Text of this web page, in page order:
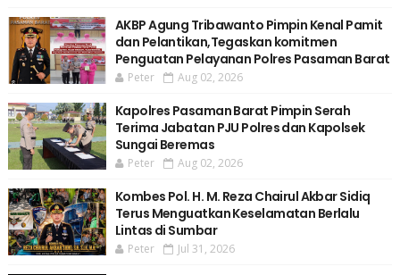
AKBP Agung Tribawanto Pimpin Kenal Pamit
dan Pelantikan,Tegaskan komitmen
Penguatan Pelayanan Polres Pasaman Barat
Peter Aug 02, 2026
Kapolres Pasaman Barat Pimpin Serah
Terima Jabatan PJU Polres dan Kapolsek
Sungai Beremas
Peter Aug 02, 2026
Kombes Pol. H. M. Reza Chairul Akbar Sidiq
Terus Menguatkan Keselamatan Berlalu
Lintas di Sumbar
Peter Jul 31, 2026